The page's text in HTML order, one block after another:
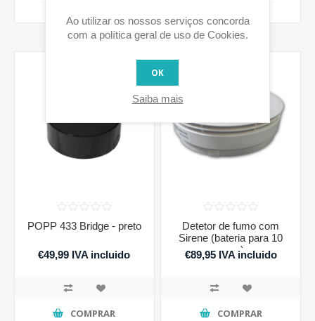
POPP 433 Bridge - preto
€49,99 IVA incluido
COMPRAR
Detetor de fumo com
Sirene (bateria para 10
anos)
€89,95 IVA incluido
COMPRAR
Ao utilizar os nossos serviços concorda
com a política geral de uso de Cookies.
OK
Saiba mais